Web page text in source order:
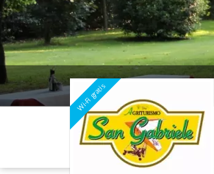
Wi-Fi gratis